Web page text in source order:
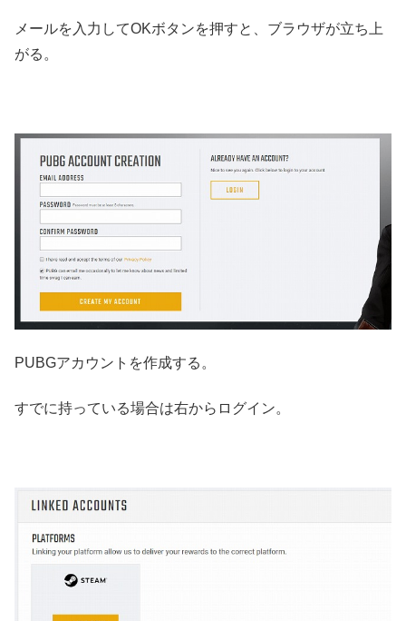
メールを入力してOKボタンを押すと、ブラウザが立ち上
がる。
PUBGアカウントを作成する。
すでに持っている場合は右からログイン。